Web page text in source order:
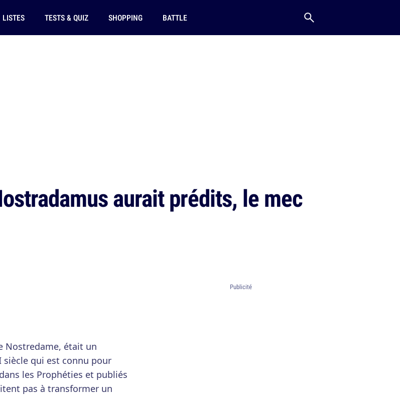
LISTES TESTS & QUIZ SHOPPING BATTLE
aurait prédits, le mec
Nostredame, était un
qui est connu pour
les Prophéties et publiés
pas à transformer un